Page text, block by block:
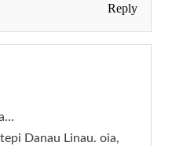
Reply
Danau Linau. oia,